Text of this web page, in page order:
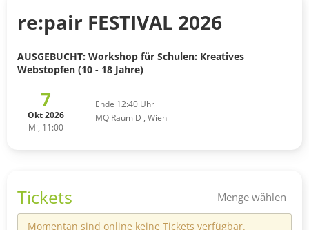
re:pair FESTIVAL 2026
AUSGEBUCHT: Workshop für Schulen: Kreatives
Webstopfen (10 - 18 Jahre)
7
Okt 2026
Mi, 11:00
Ende 12:40 Uhr
MQ Raum D , Wien
Tickets Menge wählen
Momentan sind online keine Tickets verfügbar.